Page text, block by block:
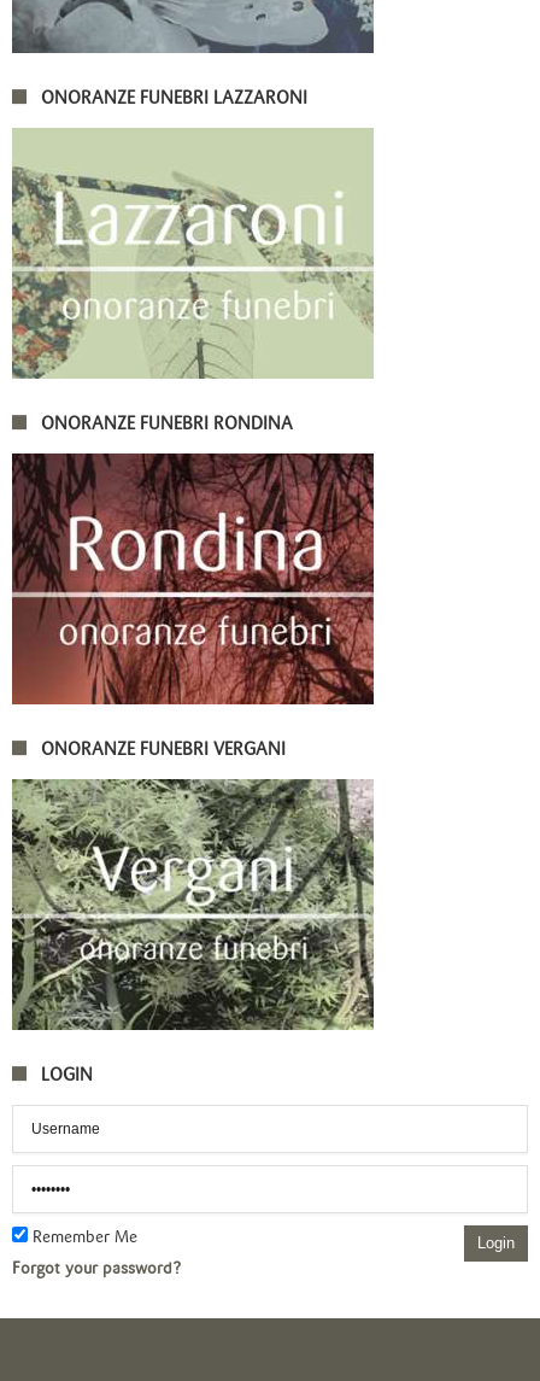
ONORANZE FUNEBRI LAZZARONI
ONORANZE FUNEBRI RONDINA
ONORANZE FUNEBRI VERGANI
LOGIN
Remember Me Login
Forgot your password?